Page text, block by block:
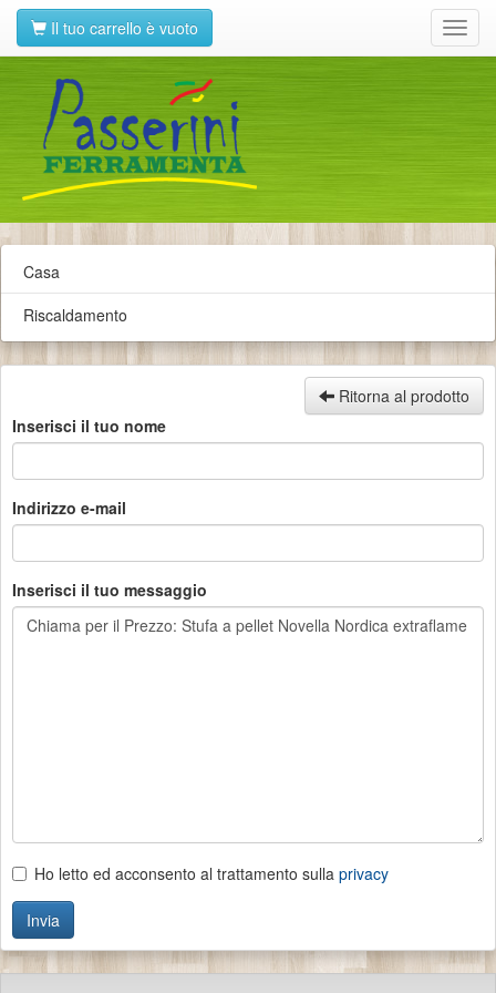
Il tuo carrello è vuoto
Casa
Riscaldamento
Ritorna al prodotto
Inserisci il tuo nome
Indirizzo e-mail
Inserisci il tuo messaggio
Ho letto ed acconsento al trattamento sulla privacy